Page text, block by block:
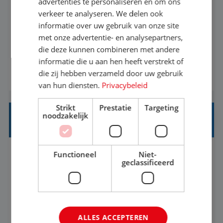
Met jouw ervaring in de reisbranche of
achtergrond in toerisme ben je klaar voor de
volgende stap. Vanaf je stoel reis je de hele
wereld over en speel je moeiteloos in op de
wensen van je team, je klant en wat er in de
reiswereld gebeurt. Met je enthousiasme weet je
klanten te overtuigen om die droomreis te
boeken! ...
BEKIJK VACATURE
REISADVISEUR JUNIOR
Bunschoten-Spakenburg, Utrecht, Nederland
MBO
achtergrond in toerisme ben je klaar voor de
verkeer te analyseren. We delen ook
informatie over uw gebruik van onze site
met onze advertentie- en analysepartners,
die deze kunnen combineren met andere
informatie die u aan hen heeft verstrekt of
die zij hebben verzameld door uw gebruik
van hun diensten. Privacybeleid
Strikt
noodzakelijk
Prestatie Targeting
Functioneel
Niet-
geclassificeerd
ALLES ACCEPTEREN